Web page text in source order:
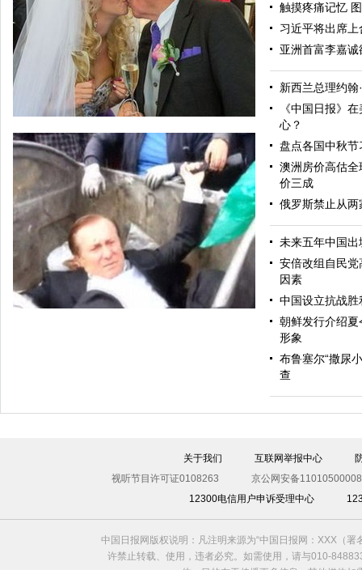
真爱？奥地利81岁亿万富翁迎娶24岁花花公子女郎
乌克兰议员被民众扔进垃圾桶
触摸疼痛记忆
习近平将出席
亚洲首富李嘉
新西兰总理约翰
《中国日报》
心？
盘点各国中秋节
澳洲房价高估
价三成
俄罗斯禁止从
未来五年中国
安倍改组自民
因素
中国设立抗战胜
朝鲜发行介绍
形象
布鲁塞尔“撒尿
查
关于我们 互联网举报中心
视听节目许可证0108263
京公网安备
12300电信用户申诉受理中心
中国日报网版权说明：凡注明来源为“中国日报网：XXX（
许禁止转载、使用，违者必究。如需使用，请与010-